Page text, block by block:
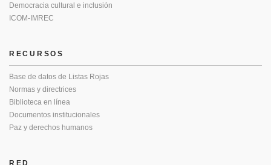
Democracia cultural e inclusión
ICOM-IMREC
RECURSOS
Base de datos de Listas Rojas
Normas y directrices
Biblioteca en línea
Documentos institucionales
Paz y derechos humanos
RED